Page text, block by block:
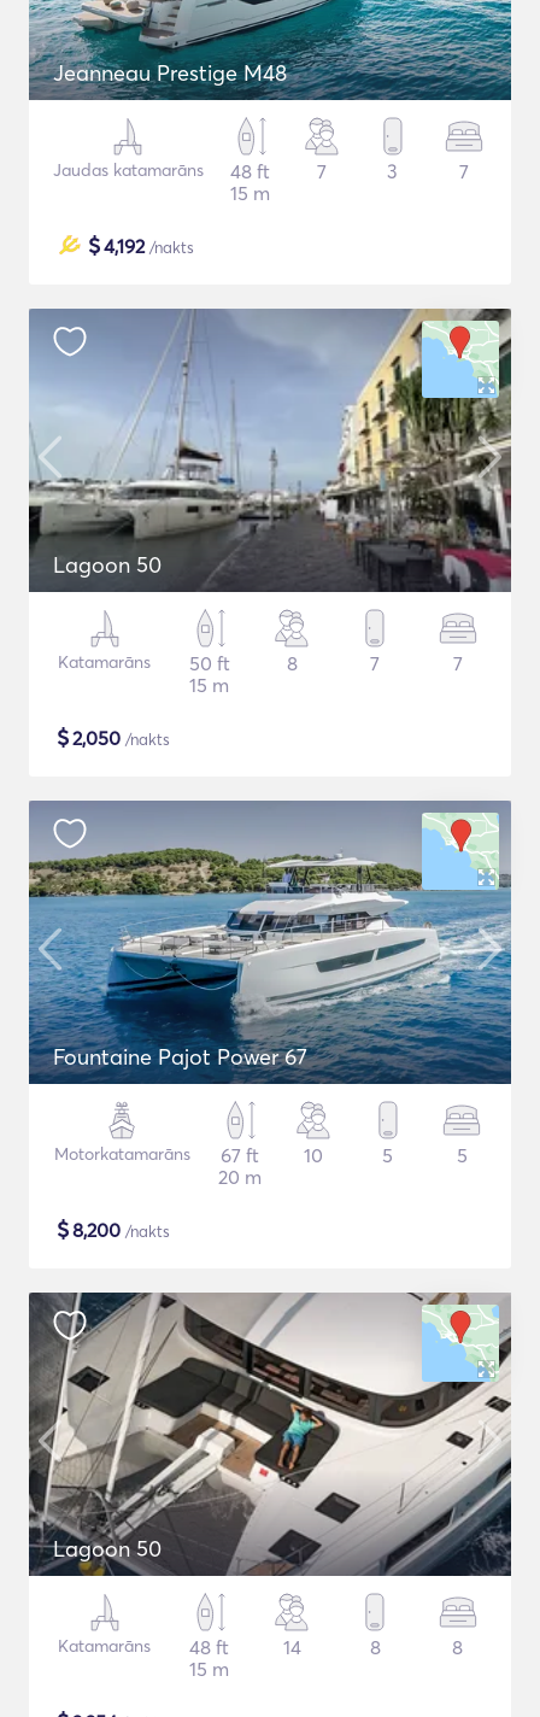
Jeanneau Prestige M48
Jaudas katamarāns
48 ft
15 m
7 3 7
$4,192/nakts
Lagoon 50
Katamarāns
50 ft
15 m
8 7 7
$2,050 /nakts
Fountaine Pajot Power 67
Motorkatamarāns
67 ft
20 m
10 5 5
$8,200 /nakts
Lagoon 50
Katamarāns
48 ft
15 m
14 8 8